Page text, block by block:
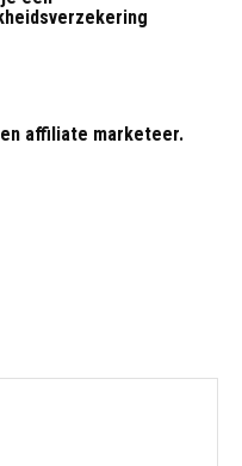
affiliate marketeer.